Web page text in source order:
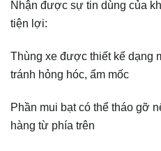
Nhận được sự tin dùng của
tiện lợi:
Thùng xe được thiết kế dạng
tránh hỏng hóc, ẩm mốc
Phần mui bạt có thể tháo gỡ
hàng từ phía trên